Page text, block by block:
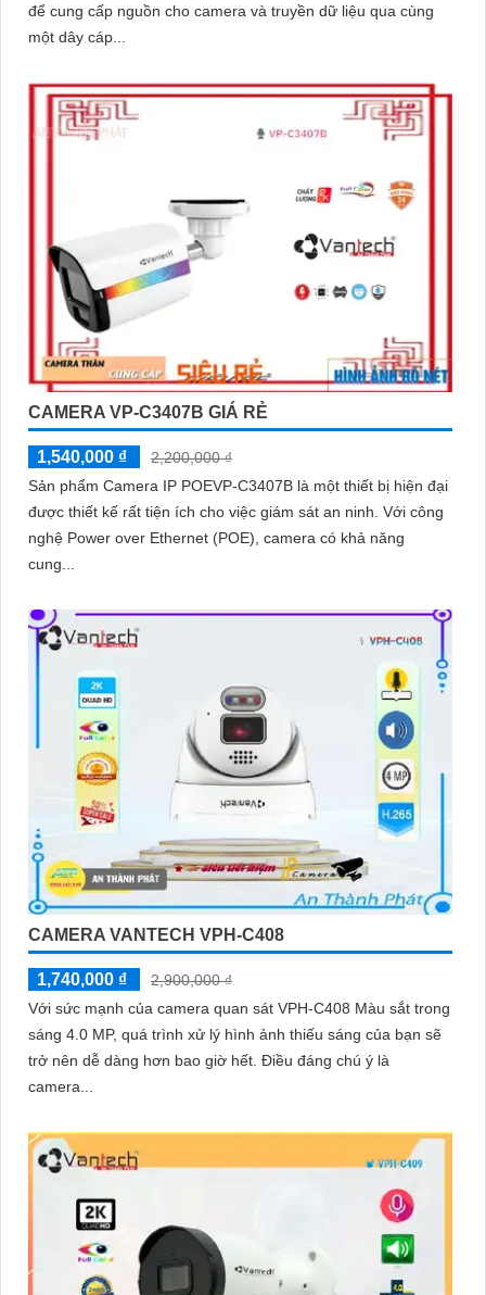
để cung cấp nguồn cho camera và truyền dữ liệu qua cùng
một dây cáp...
CAMERA VP-C3407B GIÁ RẺ
1,540,000 ₫
2,200,000 ₫
Sản phẩm Camera IP POEVP-C3407B là một thiết bị hiện đại
được thiết kế rất tiện ích cho việc giám sát an ninh. Với công
nghệ Power over Ethernet (POE), camera có khả năng
cung...
CAMERA VANTECH VPH-C408
1,740,000 ₫
2,900,000 ₫
Với sức mạnh của camera quan sát VPH-C408 Màu sắt trong
sáng 4.0 MP, quá trình xử lý hình ảnh thiếu sáng của bạn sẽ
trở nên dễ dàng hơn bao giờ hết. Điều đáng chú ý là
camera...